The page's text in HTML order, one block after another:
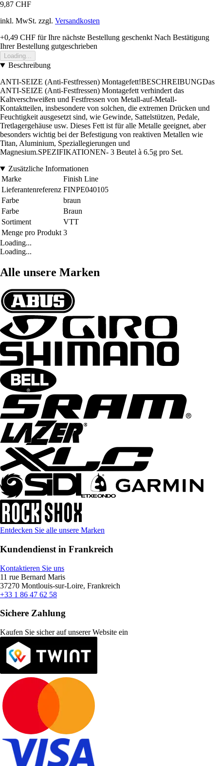
9,87 CHF
inkl. MwSt. zzgl. Versandkosten
+0,49 CHF für Ihre nächste Bestellung geschenkt Nach Bestätigung
Ihrer Bestellung gutgeschrieben
Loading...
Beschreibung
ANTI-SEIZE (Anti-Festfressen) Montagefett!BESCHREIBUNGDas
ANTI-SEIZE (Anti-Festfressen) Montagefett verhindert das
Kaltverschweißen und Festfressen von Metall-auf-Metall-
Kontaktteilen, insbesondere von solchen, die extremen Drücken und
Feuchtigkeit ausgesetzt sind, wie Gewinde, Sattelstützen, Pedale,
Tretlagergehäuse usw. Dieses Fett ist für alle Metalle geeignet, aber
besonders wichtig bei der Befestigung von reaktiven Metallen wie
Titan, Aluminium, Speziallegierungen und
Magnesium.SPEZIFIKATIONEN- 3 Beutel à 6.5g pro Set.
Zusätzliche Informationen
Marke
Finish Line
Lieferantenreferenz FINPE040105
Farbe
braun
Farbe
Braun
Sortiment
VTT
Menge pro Produkt 3
Loading...
Loading...
Alle unsere Marken
Entdecken Sie alle unsere Marken
Kundendienst in Frankreich
Kontaktieren Sie uns
11 rue Bernard Maris
37270 Montlouis-sur-Loire, Frankreich
+33 1 86 47 62 58
Sichere Zahlung
Kaufen Sie sicher auf unserer Website ein